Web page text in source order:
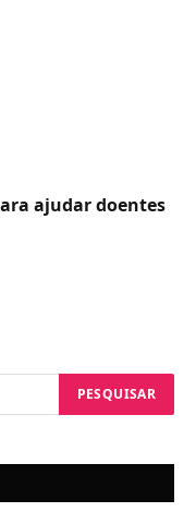
ajudar doentes